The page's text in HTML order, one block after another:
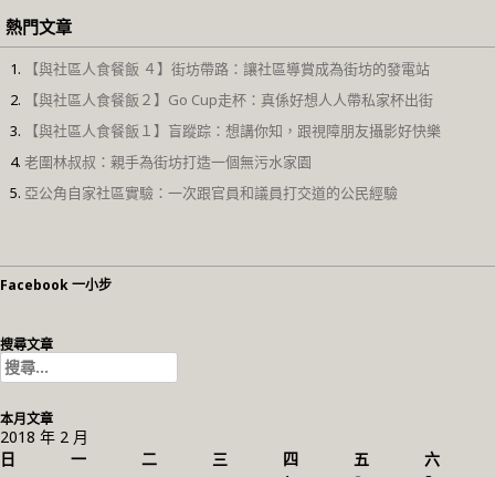
熱門文章
【與社區人食餐飯 ４】街坊帶路：讓社區導賞成為街坊的發電站
【與社區人食餐飯２】Go Cup走杯：真係好想人人帶私家杯出街
【與社區人食餐飯１】盲蹤踪：想講你知，跟視障朋友攝影好快樂
老圍林叔叔：親手為街坊打造一個無污水家園
亞公角自家社區實驗：一次跟官員和議員打交道的公民經驗
Facebook 一小步
搜尋文章
搜
尋
鍵
字:
本月文章
2018 年 2 月
日
一 二 三 四 五
六